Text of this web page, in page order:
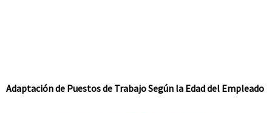
Adaptación de Puestos de Trabajo Según la Edad del Empleado